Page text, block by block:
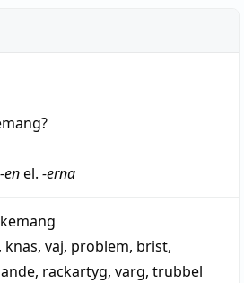
?
-enel. -erna
, knas, vaj, problem, brist,
, rackartyg, varg, trubbel